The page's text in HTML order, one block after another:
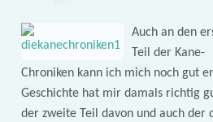
Auch an den
Teil der Kane-
Chroniken kann ich mich noch gut
Geschichte hat mir damals richtig
der zweite Teil davon und auch